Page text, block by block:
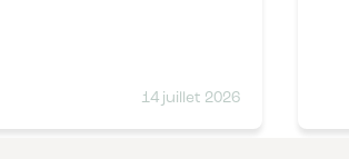
14 juillet 2026